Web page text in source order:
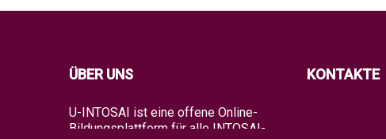
ÜBER UNS
U-INTOSAI ist eine offene Online-
Bildungsplattform für alle INTOSAI-
KONTAKTE